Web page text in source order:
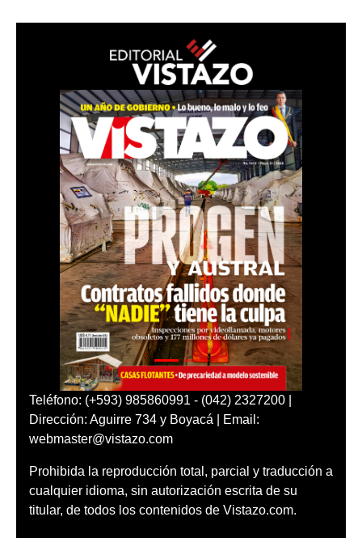
Teléfono: (+593) 985860991 - (042) 2327200 |
Dirección: Aguirre 734 y Boyacá | Email:
webmaster@vistazo.com
Prohibida la reproducción total, parcial y traducción a
cualquier idioma, sin autorización escrita de su
titular, de todos los contenidos de Vistazo.com.